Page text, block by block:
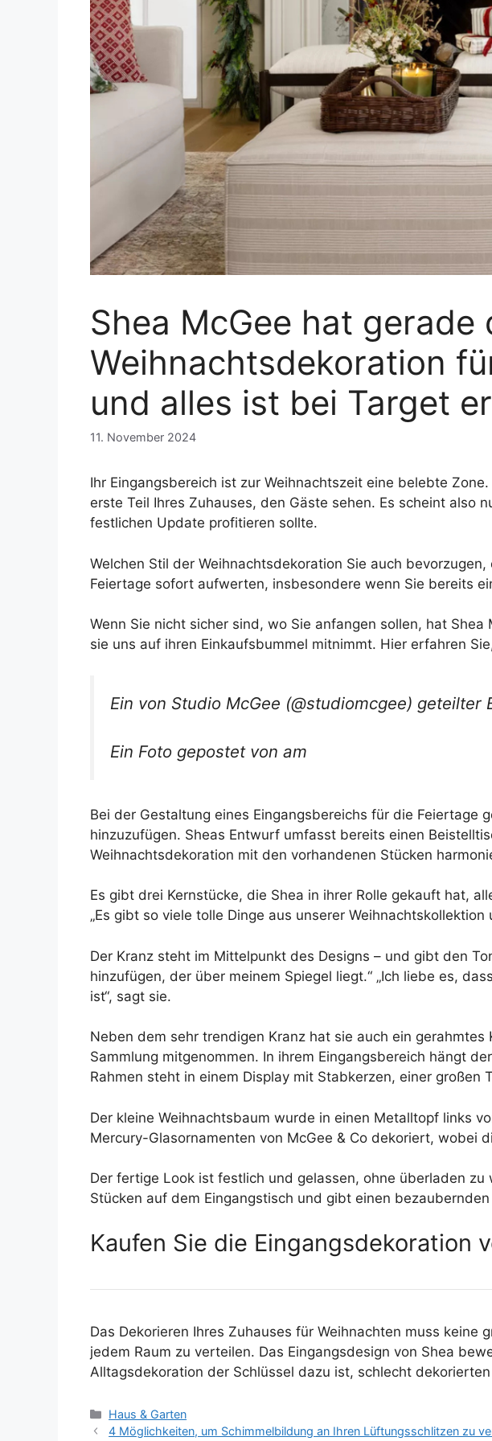
Shea McGee hat
Weihnachtsdekoration
und alles ist bei Target
11. November 2024
Ihr Eingangsbereich ist zur Weihnachtszeit eine belebte
erste Teil Ihres Zuhauses, den Gäste sehen. Es scheint also
festlichen Update profitieren sollte.
Welchen Stil der Weihnachtsdekoration Sie auch
Feiertage sofort aufwerten, insbesondere wenn Sie bereits
Wenn Sie nicht sicher sind, wo Sie anfangen sollen, hat
sie uns auf ihren Einkaufsbummel mitnimmt. Hier erfahren
Ein von Studio McGee (@studiomcgee) geteilter
Ein Foto gepostet von am
Bei der Gestaltung eines Eingangsbereichs für die
hinzuzufügen. Sheas Entwurf umfasst bereits einen
Weihnachtsdekoration mit den vorhandenen Stücken
Es gibt drei Kernstücke, die Shea in ihrer Rolle gekauft hat,
„Es gibt so viele tolle Dinge aus unserer
Der Kranz steht im Mittelpunkt des Designs – und gibt den
hinzufügen, der über meinem Spiegel liegt.“ „Ich liebe es,
ist“, sagt sie.
Neben dem sehr trendigen Kranz hat sie auch ein
Sammlung mitgenommen. In ihrem Eingangsbereich hängt
Rahmen steht in einem Display mit Stabkerzen, einer
Der kleine Weihnachtsbaum wurde in einen Metalltopf links
Mercury-Glasornamenten von McGee & Co dekoriert, wobei
Der fertige Look ist festlich und gelassen, ohne überladen
Stücken auf dem Eingangstisch und gibt einen
Kaufen Sie die Eingangsdekoration
Das Dekorieren Ihres Zuhauses für Weihnachten muss
jedem Raum zu verteilen. Das Eingangsdesign von Shea
Alltagsdekoration der Schlüssel dazu ist, schlecht
Kategorien
Haus & Garten
4 Möglichkeiten, um Schimmelbildung an Ihren Lüftungsschlitzen zu